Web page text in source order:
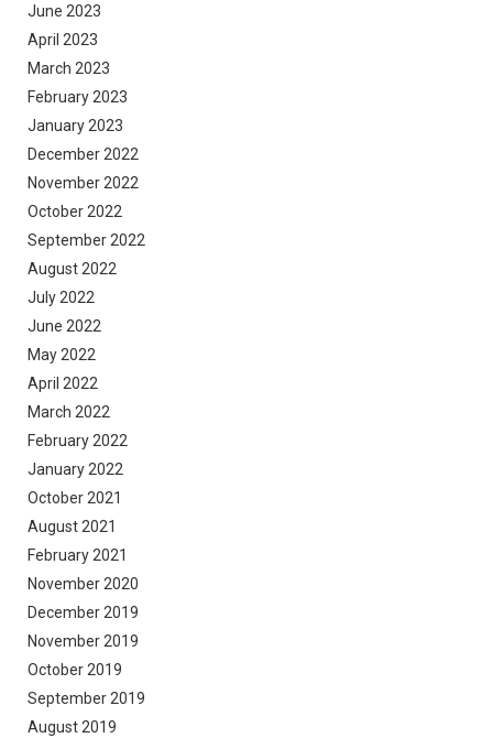
June 2023
April 2023
March 2023
February 2023
January 2023
December 2022
November 2022
October 2022
September 2022
August 2022
July 2022
June 2022
May 2022
April 2022
March 2022
February 2022
January 2022
October 2021
August 2021
February 2021
November 2020
December 2019
November 2019
October 2019
September 2019
August 2019